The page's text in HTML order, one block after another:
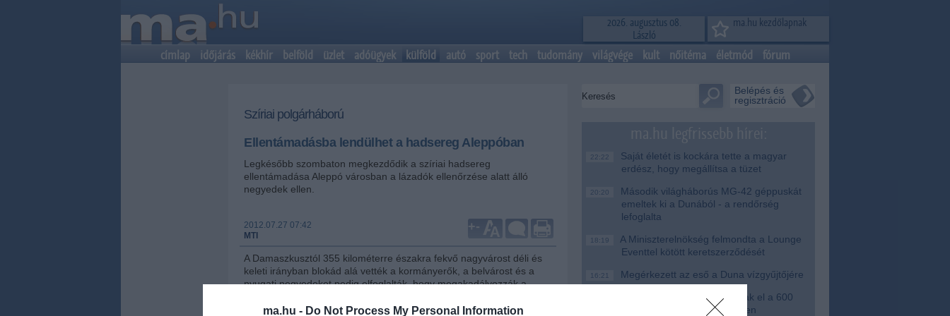
ma.hu - Do Not Process My Personal Information
2026. augusztus 08.
László
ma.hu kezdőlapnak
címlap időjárás kékhír belföld üzlet adóügyek külföld autó sport tech tudomány világvége kult nőitéma életmód fórum
Szíriai polgárháború
Ellentámadásba lendülhet a hadsereg Aleppóban
Legkésőbb szombaton megkezdődik a szíriai hadsereg
ellentámadása Aleppó városban a lázadók ellenőrzése alatt álló
negyedek ellen.
2012.07.27 07:42
MTI
+-
A Damaszkusztól 355 kilométerre északra fekvő nagyvárost déli és
keleti irányban blokád alá vették a kormányerők, a belvárost és a
nyugati negyedeket pedig elfoglalták, hogy megakadályozzák a
csapásokat mérnek a főleg katonaszökevényekből álló Szíriai Szabad
Belépés és
regisztráció
22:22
Saját életét is kockára tette a magyar
erdész, hogy megállítsa a tüzet
20:20
Második világháborús MG-42 géppuskát
emeltek ki a Dunából - a rendőrség
lefoglalta
18:19
A Miniszterelnökség felmondta a Lounge
Eventtel kötött keretszerződését
16:21 Megérkezett az eső a Duna vízgyűjtőjére
Újabb két gyanúsítottat fogtak el a 600
milliós ingatlanmaffia ügyében